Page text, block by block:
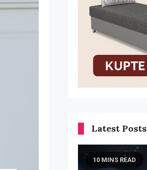
Latest Posts
10 MINS READ